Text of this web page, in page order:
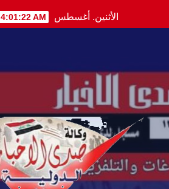
to
الأثنين. أغسطس 10th, 2026 4:01:23 AM